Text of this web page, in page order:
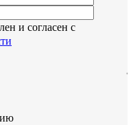
и согласен с